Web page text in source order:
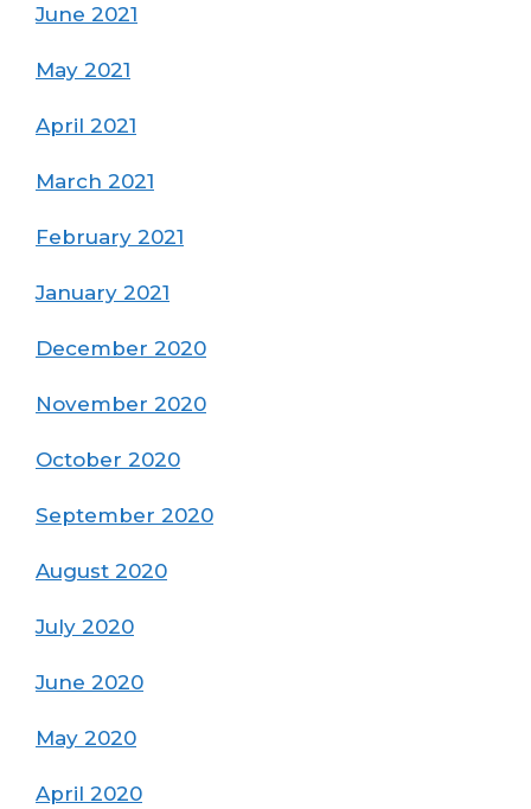
June 2021
May 2021
April 2021
March 2021
February 2021
January 2021
December 2020
November 2020
October 2020
September 2020
August 2020
July 2020
June 2020
May 2020
April 2020